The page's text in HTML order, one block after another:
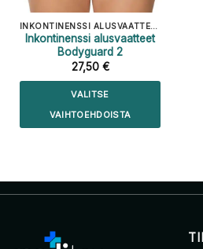
INKONTINENSSI ALUSVAATTEET
Inkontinenssi alusvaatteet
Bodyguard 2
27,50 €
VALITSE
VAIHTOEHDOISTA
useampi